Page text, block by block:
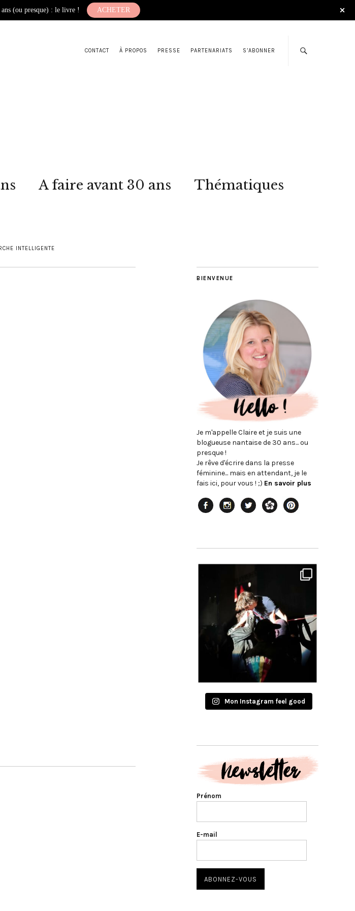
CONTACT À PROPOS PRESSE PARTENARIATS S’ABONNER
A faire avant 30 ans Thématiques
INTELLIGENTE
BIENVENUE
Je m'appelle Claire et je suis une
blogueuse nantaise de 30 ans... ou
presque !
Je rêve d'écrire dans la presse
féminine... mais en attendant, je le
fais ici, pour vous ! ;) En savoir plus
Mon Instagram feel good
Prénom
E-mail
(ou presque) : le livre ! ACHETER